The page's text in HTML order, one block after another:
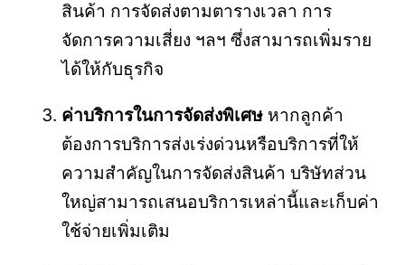
สินค้า การจัดส่งตามตารางเวลา การ
จัดการความเสี่ยง ฯลฯ ซึ่งสามารถเพิ่มราย
ได้ให้กับธุรกิจ
ค่าบริการในการจัดส่งพิเศษ หากลูกค้า
ต้องการบริการส่งเร่งด่วนหรือบริการที่ให้
ความสำคัญในการจัดส่งสินค้า บริษัทส่วน
ใหญ่สามารถเสนอบริการเหล่านี้และเก็บค่า
ใช้จ่ายเพิ่มเติม